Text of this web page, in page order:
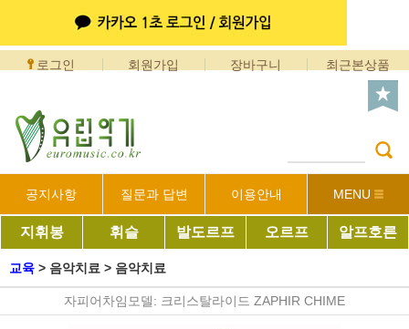
로그인 회원가입 장바구니 최근본상품
공지사항 질문과 답변 이용안내 MENU
지휘봉 휘슬 발도르프 오르프 알프호른
교육 > 음악치료 > 음악치료
자피어차임모델: 크리스탈라이드 ZAPHIR CHIME